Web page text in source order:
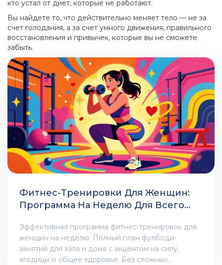
кто устал от диет, которые не работают.
Вы найдете то, что действительно меняет тело — не за
счет голодания, а за счет умного движения, правильного
восстановления и привычек, которые вы не сможете
забыть.
Фитнес-Тренировки Для Женщин:
Программа На Неделю Для Всего
Эффективная программа фитнес-тренировок для
женщин на неделю. Полный план фулбоди-
занятий для зала и дома с акцентом на силу,
ягодицы и общее здоровье. Без сложных